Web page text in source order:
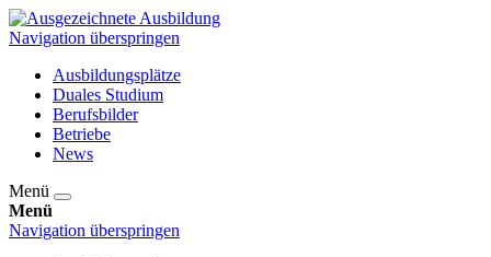
Navigation überspringen
Ausbildungsplätze
Duales Studium
Berufsbilder
Betriebe
News
Menü
Menü
Navigation überspringen